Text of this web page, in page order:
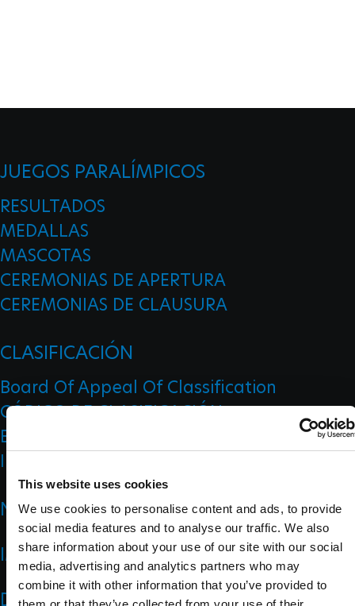
This website uses cookies
We use cookies to personalise content and ads, to provide
social media features and to analyse our traffic. We also
share information about your use of our site with our social
media, advertising and analytics partners who may
combine it with other information that you’ve provided to
JUEGOS PARALÍMPICOS
RESULTADOS
MEDALLAS
MASCOTAS
CEREMONIAS DE APERTURA
CEREMONIAS DE CLAUSURA
CLASIFICACIÓN
Board Of Appeal Of Classification
CÓDIGO DE CLASIFICACIÓN
ENTRENAMIENTO DE CLASIFICADOR
INVESTIGACIÓN
NOTICIAS
IMPACT
DEPORTES